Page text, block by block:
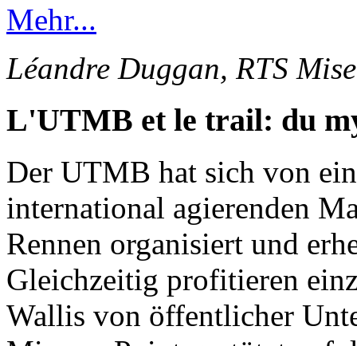
Mehr...
Léandre Duggan, RTS
L'UTMB et le trail: du
Der UTMB hat sich von
international agierenden
Rennen organisiert und
Gleichzeitig profitieren
Wallis von öffentlicher